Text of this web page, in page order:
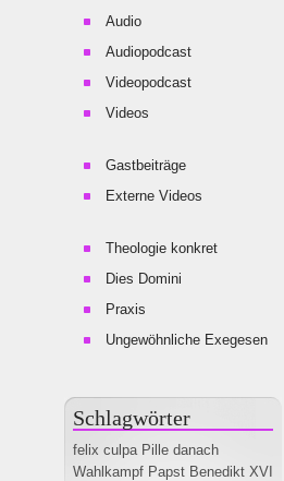
Audio
Audiopodcast
Videopodcast
Videos
Gastbeiträge
Externe Videos
Theologie konkret
Dies Domini
Praxis
Ungewöhnliche Exegesen
Schlagwörter
felix culpa Pille danach
Wahlkampf Papst Benedikt XVI